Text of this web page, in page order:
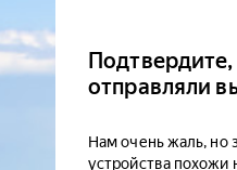
отправляли
Нам очень жаль, но
устройства похожи